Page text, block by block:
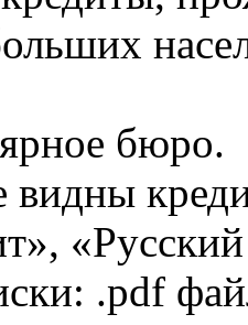
бюро.
видны
.pdf